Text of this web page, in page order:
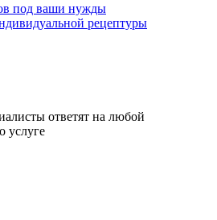
под ваши нужды
рецептуры
ответят на любой
услуге